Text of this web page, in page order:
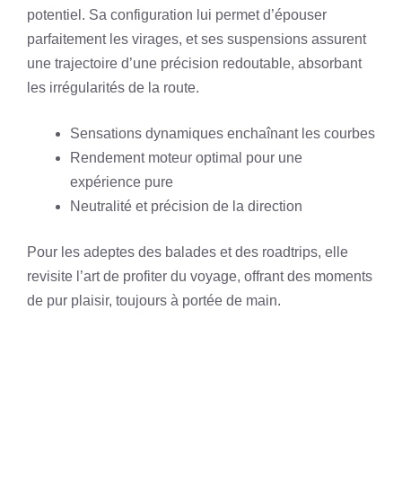
potentiel. Sa configuration lui permet d’épouser
parfaitement les virages, et ses suspensions assurent
une trajectoire d’une précision redoutable, absorbant
les irrégularités de la route.
Sensations dynamiques enchaînant les courbes
Rendement moteur optimal pour une
expérience pure
Neutralité et précision de la direction
Pour les adeptes des balades et des roadtrips, elle
revisite l’art de profiter du voyage, offrant des moments
de pur plaisir, toujours à portée de main.